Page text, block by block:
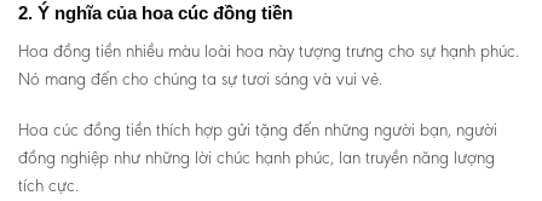
2. Ý nghĩa của hoa cúc đồng tiền
Hoa đồng tiền nhiều màu loài hoa này tượng trưng cho sự hạnh phúc.
Nó mang đến cho chúng ta sự tươi sáng và vui vẻ.
Hoa cúc đồng tiền thích hợp gửi tặng đến những người bạn, người
đồng nghiệp như những lời chúc hạnh phúc, lan truyền năng lượng
tích cực.